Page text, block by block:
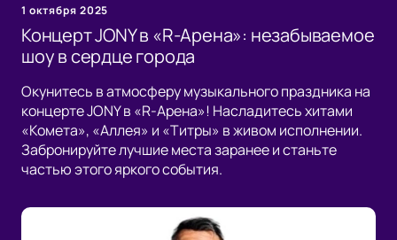
1 октября 2025
Концерт JONY в «R-Арена»: незабываемое
шоу в сердце города
Окунитесь в атмосферу музыкального праздника на
концерте JONY в «R-Арена»! Насладитесь хитами
«Комета», «Аллея» и «Титры» в живом исполнении.
Забронируйте лучшие места заранее и станьте
частью этого яркого события.